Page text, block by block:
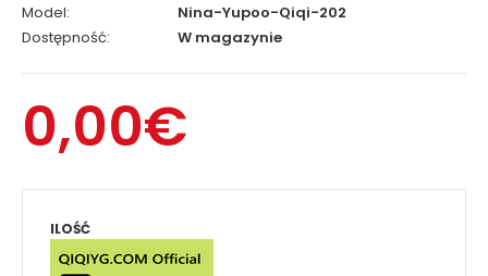
Model:
Nina-Yupoo-Qiqi-202
Dostępność:
W magazynie
0,00€
ILOŚĆ